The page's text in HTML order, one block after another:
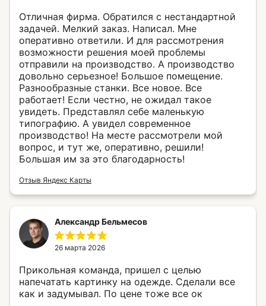
Отличная фирма. Обратился с нестандартной
задачей. Мелкий заказ. Написал. Мне
оперативно ответили. И для рассмотрения
возможности решения моей проблемы
отправили на производство. А производство
довольно серьезное! Большое помещение.
Разнообразные станки. Все новое. Все
работает! Если честно, не ожидал такое
увидеть. Представлял себе маленькую
типографию. А увидел современное
производство! На месте рассмотрели мой
вопрос, и тут же, оперативно, решили!
Большая им за это благодарность!
Отзыв Яндекс Карты
Александр Бельмесов
26 марта 2026
Прикольная команда, пришел с целью
напечатать картинку на одежде. Сделали все
как и задумывал. По цене тоже все ок